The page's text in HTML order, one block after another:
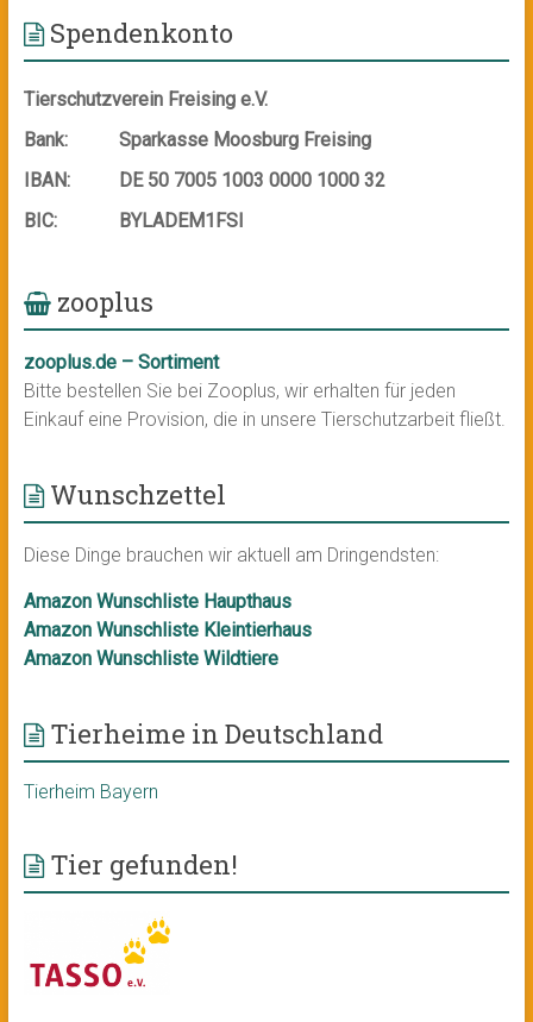
Spendenkonto
Tierschutzverein Freising e.V.
Bank:
Sparkasse Moosburg Freising
IBAN:
DE 50 7005 1003 0000 1000 32
BIC:
BYLADEM1FSI
zooplus
zooplus.de – Sortiment
Bitte bestellen Sie bei Zooplus, wir erhalten für jeden
Einkauf eine Provision, die in unsere Tierschutzarbeit fließt.
Wunschzettel
Diese Dinge brauchen wir aktuell am Dringendsten:
Amazon Wunschliste Haupthaus
Amazon Wunschliste Kleintierhaus
Amazon Wunschliste Wildtiere
Tierheime in Deutschland
Tierheim Bayern
Tier gefunden!